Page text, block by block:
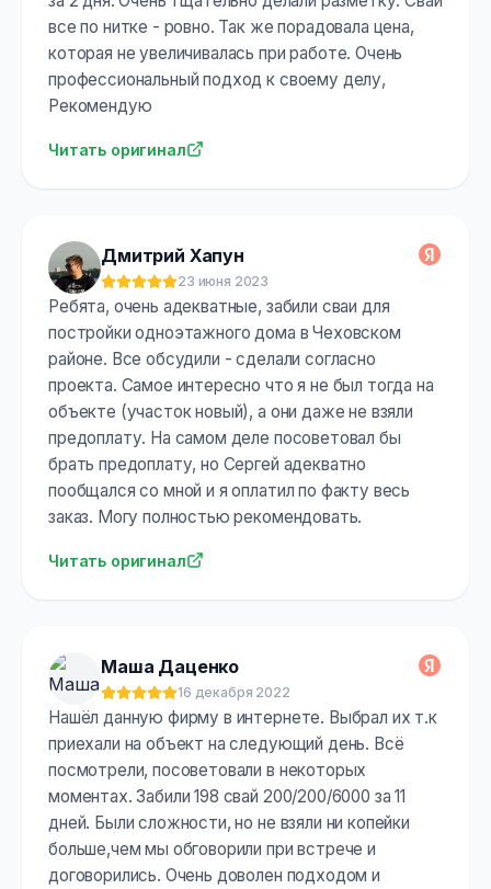
все по нитке - ровно. Так же порадовала цена,
которая не увеличивалась при работе. Очень
профессиональный подход к своему делу,
Рекомендую
Читать оригинал
Дмитрий Хапун
Оценка:5из 523 июня 2023
Ребята, очень адекватные, забили сваи для
постройки одноэтажного дома в Чеховском
районе. Все обсудили - сделали согласно
проекта. Самое интересно что я не был тогда на
объекте (участок новый), а они даже не взяли
предоплату. На самом деле посоветовал бы
брать предоплату, но Сергей адекватно
пообщался со мной и я оплатил по факту весь
заказ. Могу полностью рекомендовать.
Читать оригинал
Маша Даценко
Оценка:5из 516 декабря 2022
Нашёл данную фирму в интернете. Выбрал их т.к
приехали на объект на следующий день. Всё
посмотрели, посоветовали в некоторых
моментах. Забили 198 свай 200/200/6000 за 11
дней. Были сложности, но не взяли ни копейки
больше,чем мы обговорили при встрече и
договорились. Очень доволен подходом и